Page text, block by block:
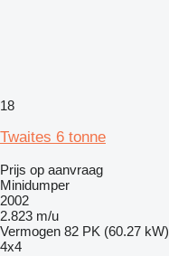
18
Twaites 6 tonne
Prijs op aanvraag
Minidumper
2002
2.823 m/u
Vermogen 82 PK (60.27 kW)
4x4